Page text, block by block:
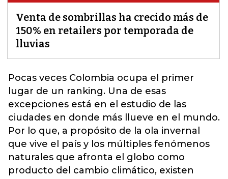
Venta de sombrillas ha crecido más de
150% en retailers por temporada de
lluvias
Pocas veces Colombia ocupa el primer
lugar de un ranking. Una de esas
excepciones está en el estudio de las
ciudades en donde más llueve en el mundo.
Por lo que, a propósito de la ola invernal
que vive el país y los múltiples fenómenos
naturales que afronta el globo como
producto del cambio climático, existen